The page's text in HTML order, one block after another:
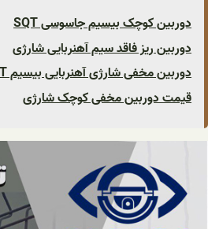
دوربین کوچک بیسیم جاسوسی SQT
دوربین ریز فاقد سیم آهنربایی شارژی
دوربین مخفی شارژی آهنربایی بیسیم SQT
قیمت دوربین مخفی کوچک شارژی